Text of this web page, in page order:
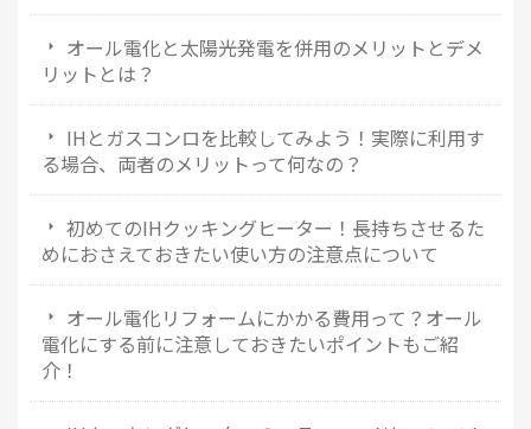
オール電化と太陽光発電を併用のメリットとデメ
リットとは？
IHとガスコンロを比較してみよう！実際に利用す
る場合、両者のメリットって何なの？
初めてのIHクッキングヒーター！長持ちさせるた
めにおさえておきたい使い方の注意点について
オール電化リフォームにかかる費用って？オール
電化にする前に注意しておきたいポイントもご紹
介！